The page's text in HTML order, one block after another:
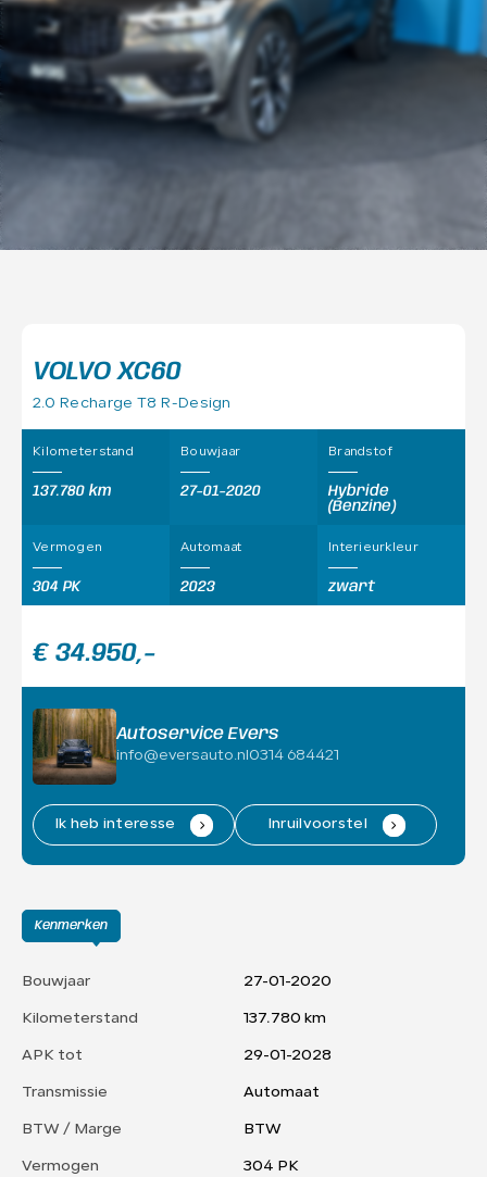
VOLVO XC60
2.0 Recharge T8 R-Design
Kilometerstand
137.780 km
Bouwjaar
27-01-2020
Brandstof
Hybride
(Benzine)
Vermogen
304 PK
Automaat
2023
Interieurkleur
zwart
€ 34.950,-
Autoservice Evers
info@eversauto.nl0314 684421
Ik heb interesse . Inruilvoorstel .
Kenmerken
Bouwjaar 27-01-2020
Kilometerstand 137.780 km
APK tot 29-01-2028
Transmissie Automaat
BTW / Marge BTW
Vermogen 304 PK